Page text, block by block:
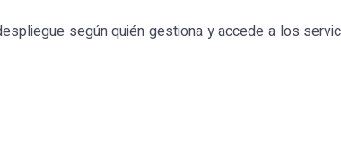
según quién gestiona y accede a los